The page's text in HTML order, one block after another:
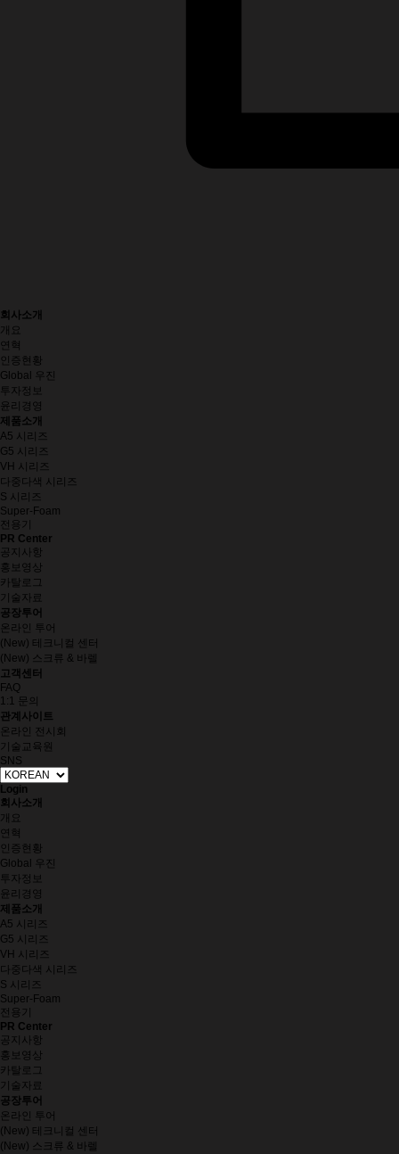
회사소개
개요
연혁
인증현황
Global 우진
투자정보
윤리경영
제품소개
A5 시리즈
G5 시리즈
VH 시리즈
다중다색 시리즈
S 시리즈
Super-Foam
전용기
PR Center
공지사항
홍보영상
카탈로그
기술자료
공장투어
온라인 투어
(New) 테크니컬 센터
(New) 스크류 & 바렐
고객센터
FAQ
1:1 문의
관계사이트
온라인 전시회
기술교육원
SNS
Login
회사소개
개요
연혁
인증현황
Global 우진
투자정보
윤리경영
제품소개
A5 시리즈
G5 시리즈
VH 시리즈
다중다색 시리즈
S 시리즈
Super-Foam
전용기
PR Center
공지사항
홍보영상
카탈로그
기술자료
공장투어
온라인 투어
(New) 테크니컬 센터
(New) 스크류 & 바렐